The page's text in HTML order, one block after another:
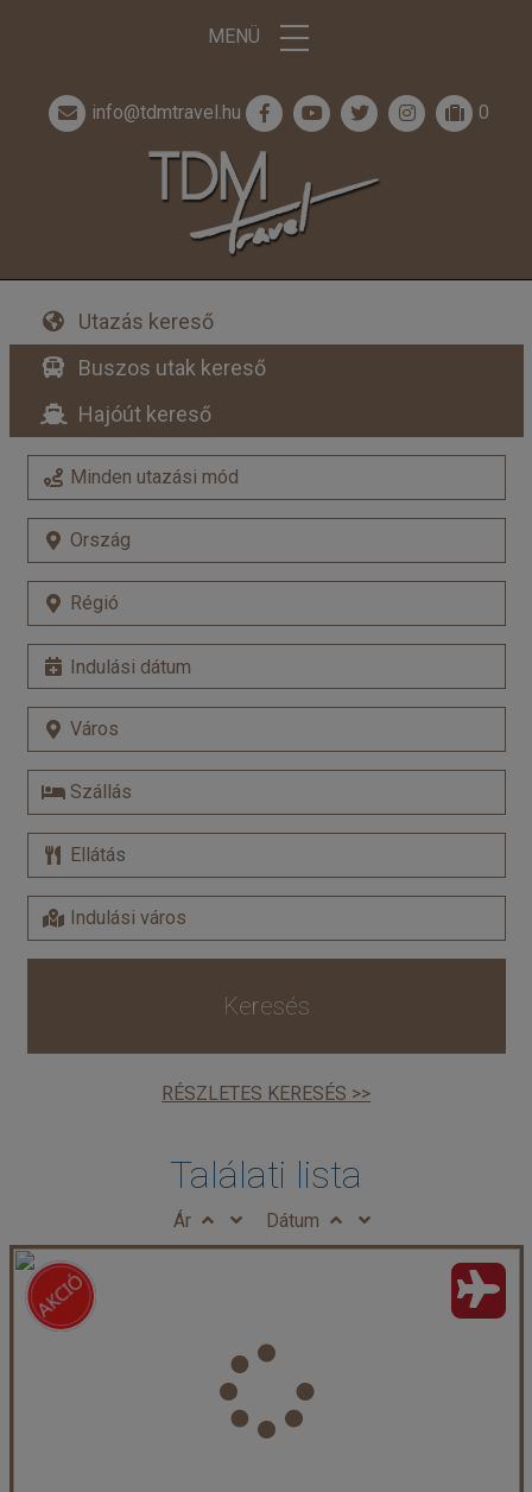
MENÜ
info@tdmtravel.hu 0
Utazás kereső
Buszos utak kereső
Hajóút kereső
Keresés
RÉSZLETES KERESÉS >>
Találati lista
Ár Dátum